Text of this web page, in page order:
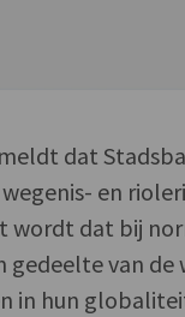
dat
en
wordt dat bij
gedeelte van de
in hun